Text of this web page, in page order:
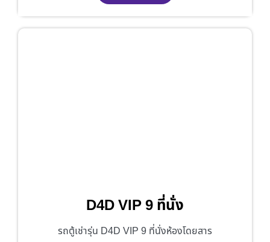
D4D VIP 9 ที่นั่ง
รถตู้เช่ารุ่น D4D VIP 9 ที่นั่งห้องโดยสาร